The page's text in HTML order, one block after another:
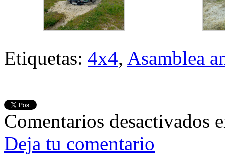
Etiquetas: 4x4, Asamblea
Comentarios desactivados
Deja tu comentario